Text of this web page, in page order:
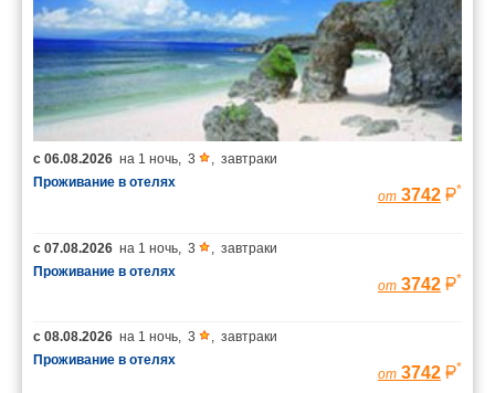
с 06.08.2026 на 1 ночь, 3 , завтраки
Проживание в отелях
от 3742 *
с 07.08.2026 на 1 ночь, 3 , завтраки
Проживание в отелях
от 3742 *
с 08.08.2026 на 1 ночь, 3 , завтраки
Проживание в отелях
от 3742 *